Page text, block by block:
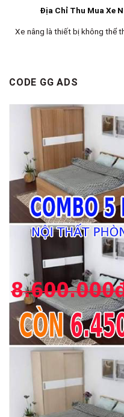
Địa Chỉ Thu Mua Xe
Xe nâng là thiết bị không thể
CODE GG ADS